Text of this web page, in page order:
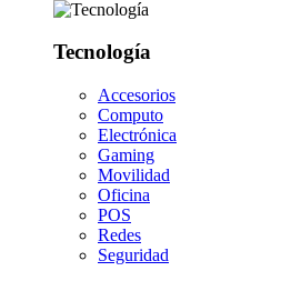
Tecnología
Accesorios
Computo
Electrónica
Gaming
Movilidad
Oficina
POS
Redes
Seguridad